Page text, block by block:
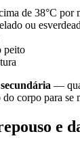
de 38°C por
ou
peito
—
corpo para se
e